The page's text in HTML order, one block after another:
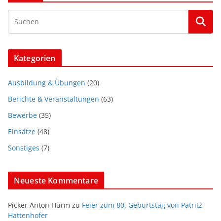
Kategorien
Ausbildung & Übungen (20)
Berichte & Veranstaltungen (63)
Bewerbe (35)
Einsätze (48)
Sonstiges (7)
Neueste Kommentare
Picker Anton Hürm zu Feier zum 80. Geburtstag von Patritz
Hattenhofer